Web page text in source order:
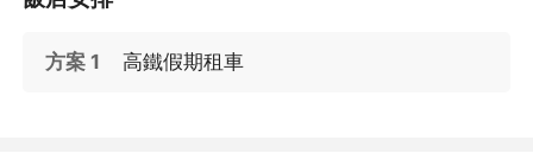
※高鐵假期商品不可前往高鐵站售票櫃檯或高鐵售票機取票
※產品訂價依出發日不同，參考售價請指定出發日期。​
方案 1 高鐵假期租車